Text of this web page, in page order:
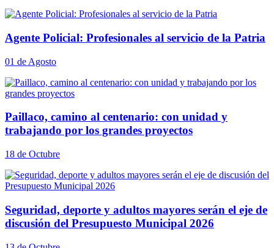
Agente Policial: Profesionales al servicio de la Patria
01 de Agosto
Paillaco, camino al centenario: con unidad y
trabajando por los grandes proyectos
18 de Octubre
Seguridad, deporte y adultos mayores serán el eje de
discusión del Presupuesto Municipal 2026